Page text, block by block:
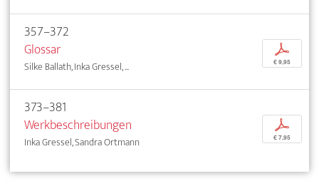
357–372
Glossar
Silke Ballath, Inka Gressel, ...
p
€ 9,95
373–381
Werkbeschreibungen
Inka Gressel, Sandra Ortmann
p
€ 7,95